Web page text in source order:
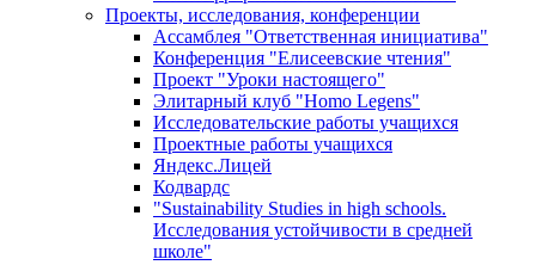
Проекты, исследования, конференции
Ассамблея "Ответственная инициатива"
Конференция "Елисеевские чтения"
Проект "Уроки настоящего"
Элитарный клуб "Homo Legens"
Исследовательские работы учащихся
Проектные работы учащихся
Яндекс.Лицей
Кодвардс
"Sustainability Studies in high schools.
Исследования устойчивости в средней
школе"